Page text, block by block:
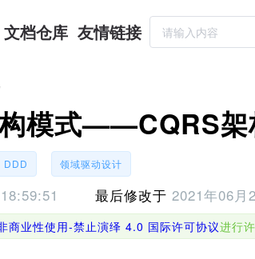
文档仓库 友情链接
模式——CQRS架
DDD 领域驱动设计
最后修改于 2021年06月
商业性使用-禁止演绎 4.0 国际许可协议进行许